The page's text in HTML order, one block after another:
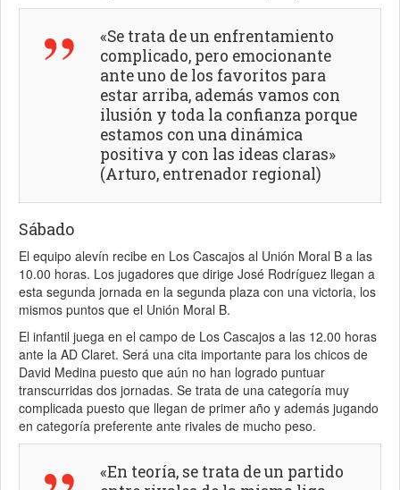
«Se trata de un enfrentamiento
complicado, pero emocionante
ante uno de los favoritos para
estar arriba, además vamos con
ilusión y toda la confianza porque
estamos con una dinámica
positiva y con las ideas claras»
(Arturo, entrenador regional)
Sábado
El equipo alevín recibe en Los Cascajos al Unión Moral B a las
10.00 horas. Los jugadores que dirige José Rodríguez llegan a
esta segunda jornada en la segunda plaza con una victoria, los
mismos puntos que el Unión Moral B.
El infantil juega en el campo de Los Cascajos a las 12.00 horas
ante la AD Claret. Será una cita importante para los chicos de
David Medina puesto que aún no han logrado puntuar
transcurridas dos jornadas. Se trata de una categoría muy
complicada puesto que llegan de primer año y además jugando
en categoría preferente ante rivales de mucho peso.
«En teoría, se trata de un partido